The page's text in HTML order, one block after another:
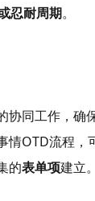
忍耐周期。
协同工作，确
情OTD流程，
的表单项建立。